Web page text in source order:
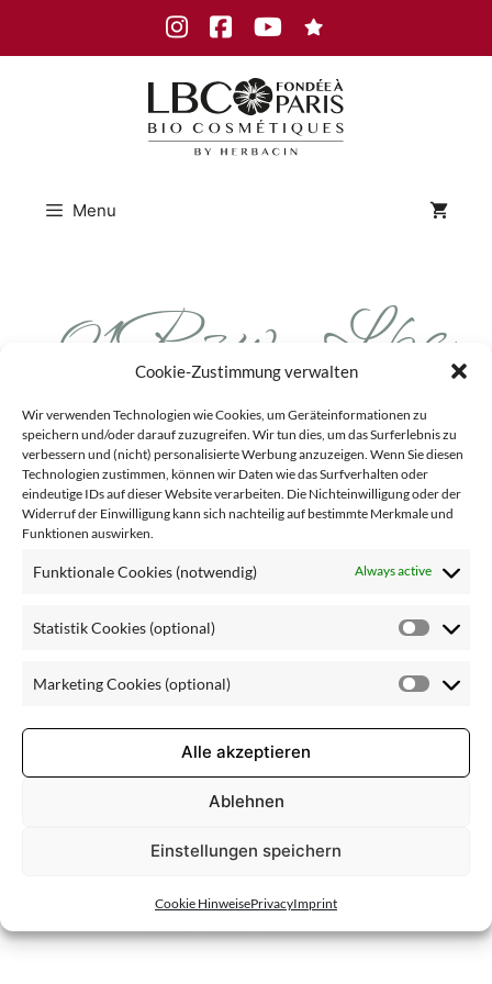
Cookie-Zustimmung verwalten
Wir verwenden Technologien wie Cookies, um Geräteinformationen zu
speichern und/oder darauf zuzugreifen. Wir tun dies, um das Surferlebnis zu
verbessern und (nicht) personalisierte Werbung anzuzeigen. Wenn Sie diesen
Technologien zustimmen, können wir Daten wie das Surfverhalten oder
eindeutige IDs auf dieser Website verarbeiten. Die Nichteinwilligung oder der
Widerruf der Einwilligung kann sich nachteilig auf bestimmte Merkmale und
Funktionen auswirken.
Funktionale Cookies (notwendig) Always active
Statistik Cookies (optional)
Marketing Cookies (optional)
Alle akzeptieren
Ablehnen
Einstellungen speichern
Cookie HinweisePrivacyImprint
InstagramFacebookYoutube
Menu
01Rzw_Lbc
Paris_Etik
ett_essentiel
le